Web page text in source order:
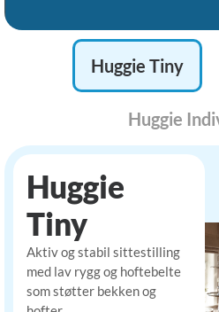
Huggie Tiny
Huggie
Huggie
Tiny
Aktiv og stabil sittestilling
med lav rygg og hoftebelte
som støtter bekken og